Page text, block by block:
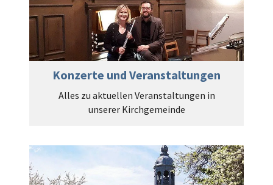
Konzerte und Veranstaltungen
Alles zu aktuellen Veranstaltungen in
unserer Kirchgemeinde